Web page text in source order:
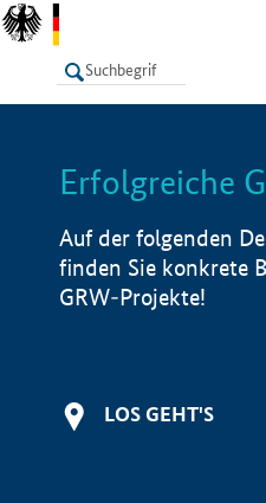
LISTE
Erfolgreiche
Auf der folgenden
finden Sie konkrete
GRW-Projekte!
LOS GEHT'S